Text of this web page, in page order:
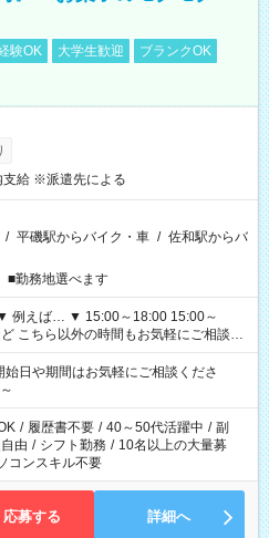
験OK 大学生歓迎
ブランクOK
支給 ※派遣先による
/ 平磯駅からバイク・車 / 佐和駅からバ
勤務地選べます
談く
日や期間はお気軽にご相談くださ
/ 履歴書不要 / 40～50代活躍中 / 副
由 / シフト勤務 / 10名以上の大量募
コンスキル不要
応募する 詳細へ